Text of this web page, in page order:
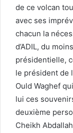
de ce volcan
avec ses
chacun la
d’ADIL, du
présidentielle,
le président de
Ould Waghef
lui ces
deuxième
Cheikh